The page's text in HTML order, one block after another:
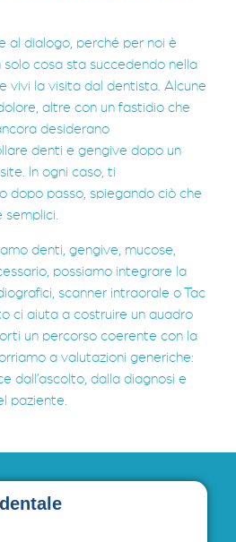
al dialogo, perché per noi è
cosa sta succedendo nella
vivi la visita dal dentista. Alcune
altre con un fastidio che
desiderano
denti e gengive dopo un
In ogni caso, ti
dopo passo, spiegando ciò che
semplici.
denti, gengive, mucose,
possiamo integrare la
scanner intraorale o Tac
ci aiuta a costruire un quadro
un percorso coerente con la
a valutazioni generiche:
dall’ascolto, dalla diagnosi e
paziente.